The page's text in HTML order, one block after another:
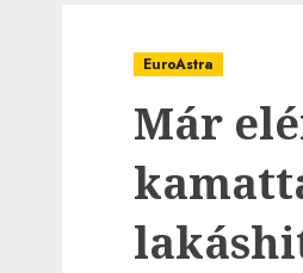
EuroAstra
Már